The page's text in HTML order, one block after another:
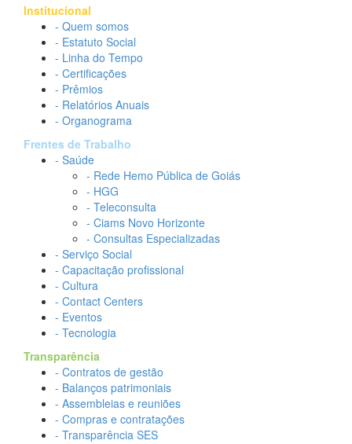
Institucional
- Quem somos
- Estatuto Social
- Linha do Tempo
- Certificações
- Prêmios
- Relatórios Anuais
- Organograma
Frentes de Trabalho
- Saúde
- Rede Hemo Pública de Goiás
- HGG
- Teleconsulta
- Ciams Novo Horizonte
- Consultas Especializadas
- Serviço Social
- Capacitação profissional
- Cultura
- Contact Centers
- Eventos
- Tecnologia
Transparência
- Contratos de gestão
- Balanços patrimoniais
- Assembleias e reuniões
- Compras e contratações
- Transparência SES